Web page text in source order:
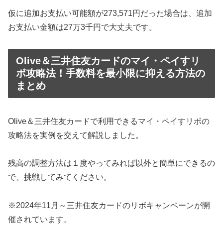
仮に追加お支払い可能額が273,571円だった場合は、追加
お支払い金額は27万3千円で大丈夫です。
Olive＆三井住友カードのマイ・ペイすリ
ボ攻略法！手数料を最小限に抑える方法の
まとめ
Olive＆三井住友カードで利用できるマイ・ペイすリボの
攻略法を実例を交えて解説しました。
残高の調整方法は１度やってみれば以外と簡単にできるの
で、挑戦してみてください。
※2024年11月～三井住友カードのリボキャンペーンが開
催されています。